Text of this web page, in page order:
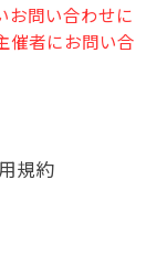
問い合わせに
催者にお問い合
規約